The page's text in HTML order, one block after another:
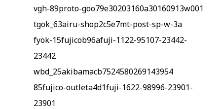
vgh-89proto-goo79e30203160a30160913w001
tgok_63airu-shop2c5e7mt-post-sp-w-3a
fyok-15fujicob96afuji-1122-95107-23442-
23442
wbd_25akibamacb7524580269143954
85fujico-outleta4d1fuji-1622-98996-23901-
23901